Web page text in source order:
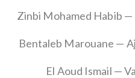
Zinbi Mohamed Habib —
Bentaleb Marouane —
El Aoud Ismail —